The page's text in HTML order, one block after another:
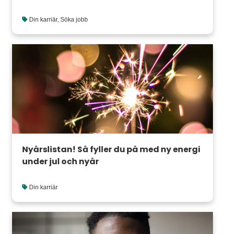
Din karriär, Söka jobb
Nyårslistan! Så fyller du på med ny energi
under jul och nyår
Din karriär